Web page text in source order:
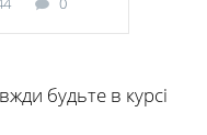
будьте в курсі